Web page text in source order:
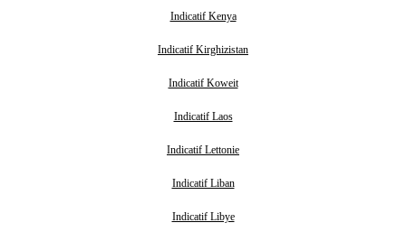
Indicatif Kenya
Indicatif Kirghizistan
Indicatif Koweit
Indicatif Laos
Indicatif Lettonie
Indicatif Liban
Indicatif Libye